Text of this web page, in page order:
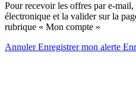
Pour recevoir les offres par e-
électronique et la valider sur la
rubrique « Mon compte »
AnnulerEnregistrer mon alerte